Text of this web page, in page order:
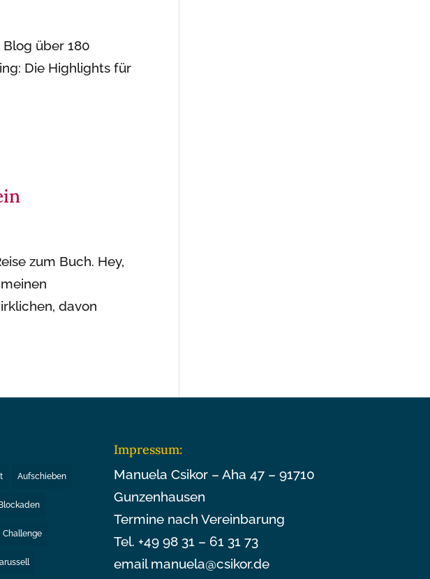
Blog über 180
Die Highlights für
zum Buch. Hey,
davon
Aufschieben
Challenge
Impressum:
Manuela Csikor – Aha 47 – 91710
Gunzenhausen
Termine nach Vereinbarung
Tel. +49 98 31 – 61 31 73
email manuela@csikor.de